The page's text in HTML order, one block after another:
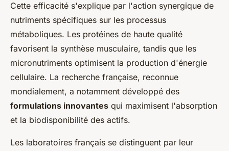
Cette efficacité s'explique par l'action synergique de
nutriments spécifiques sur les processus
métaboliques. Les protéines de haute qualité
favorisent la synthèse musculaire, tandis que les
micronutriments optimisent la production d'énergie
cellulaire. La recherche française, reconnue
mondialement, a notamment développé des
formulations innovantes qui maximisent l'absorption
et la biodisponibilité des actifs.
Les laboratoires français se distinguent par leur